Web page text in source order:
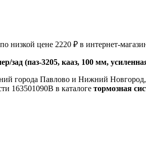
низкой цене 2220 ₽ в интернет-
зад (паз-3205, кааз, 100 мм,
города Павлово и Нижний
163501090В в каталоге тормозная